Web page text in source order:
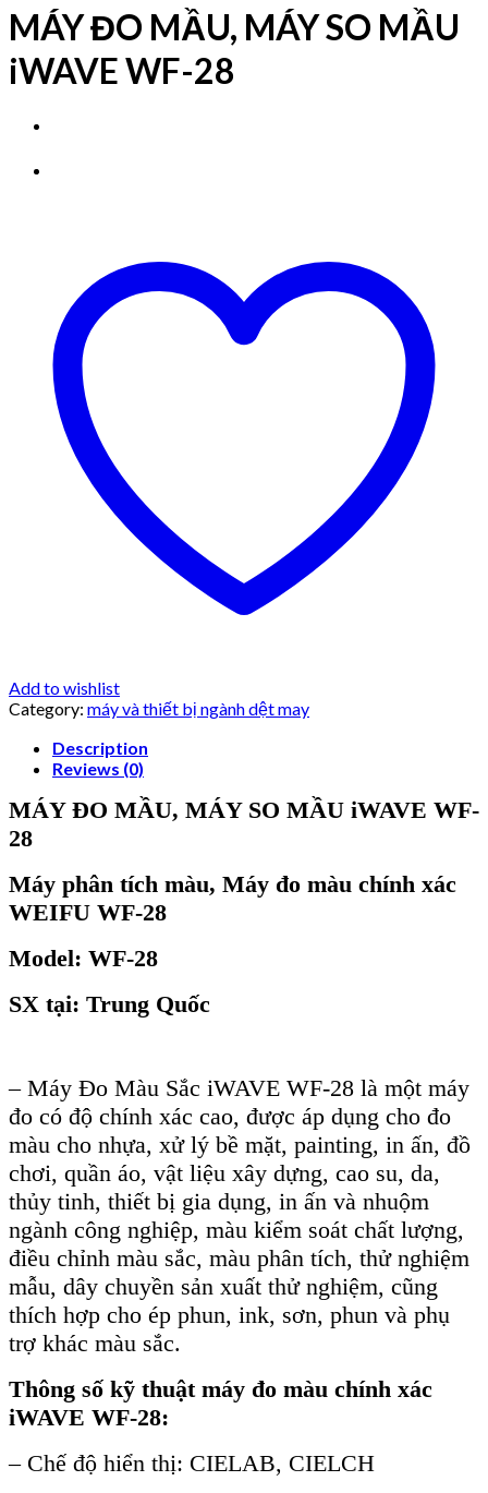
MÁY ĐO MẦU, MÁY SO MẦU
iWAVE WF-28
Add to wishlist
Category: máy và thiết bị ngành dệt may
Description
Reviews (0)
MÁY ĐO MẦU, MÁY SO MẦU iWAVE WF-
28
Máy phân tích màu, Máy đo màu chính xác
WEIFU WF-28
Model: WF-28
SX tại: Trung Quốc
– Máy Đo Màu Sắc iWAVE WF-28 là một máy
đo có độ chính xác cao, được áp dụng cho đo
màu cho nhựa, xử lý bề mặt, painting, in ấn, đồ
chơi, quần áo, vật liệu xây dựng, cao su, da,
thủy tinh, thiết bị gia dụng, in ấn và nhuộm
ngành công nghiệp, màu kiểm soát chất lượng,
điều chỉnh màu sắc, màu phân tích, thử nghiệm
mẫu, dây chuyền sản xuất thử nghiệm, cũng
thích hợp cho ép phun, ink, sơn, phun và phụ
trợ khác màu sắc.
Thông số kỹ thuật máy đo màu chính xác
iWAVE WF-28:
– Chế độ hiển thị: CIELAB, CIELCH